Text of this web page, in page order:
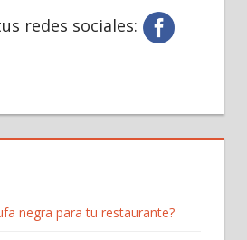
redes sociales:
negra para tu restaurante?